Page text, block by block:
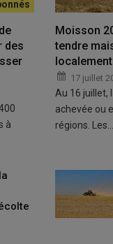
des
également aux
tampon).
de
protéger la
et la reproduction
des
à
Moisson
tendre
17 juillet
Au 16 juillet,
achevée ou
régions. Les…